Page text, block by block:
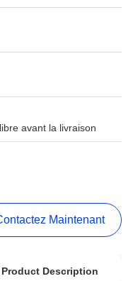
avant la livraison
Maintenant
Product Description